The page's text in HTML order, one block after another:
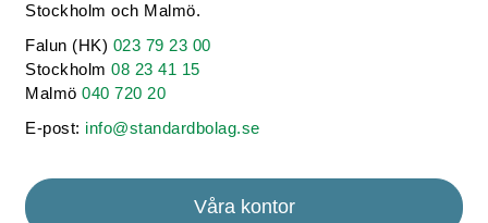
Stockholm och Malmö.
Falun (HK) 023 79 23 00
Stockholm08 23 41 15
Malmö040 720 20
E-post: info@standardbolag.se
Våra kontor